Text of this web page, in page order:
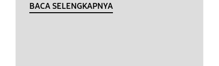
BACA SELENGKAPNYA